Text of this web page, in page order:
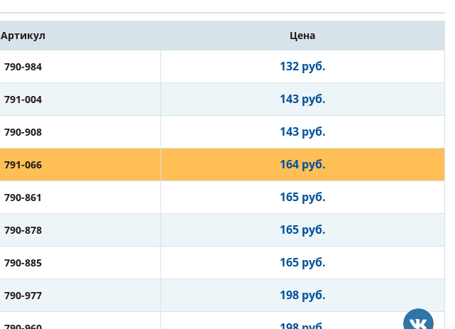
Артикул Цена
790-984 132 руб.
791-004 143 руб.
790-908 143 руб.
791-066 164 руб.
790-861 165 руб.
790-878 165 руб.
790-885 165 руб.
790-977 198 руб.